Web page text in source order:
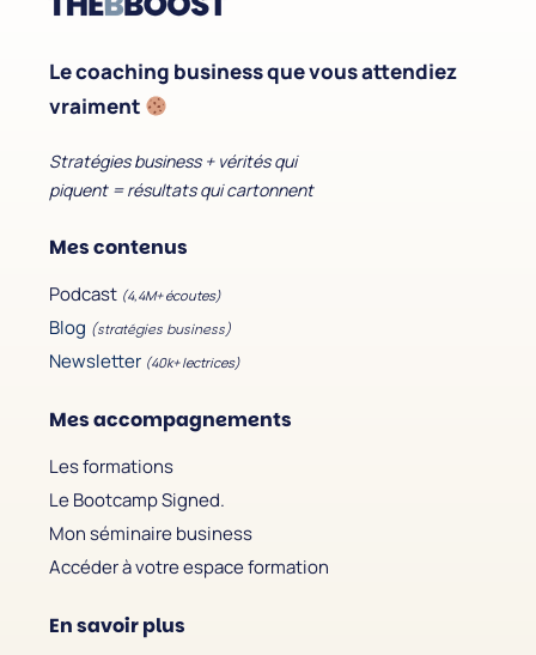
Le coaching business que vous attendiez
vraiment
Stratégies business + vérités qui
piquent = résultats qui cartonnent
Mes contenus
Podcast (4,4M+ écoutes)
Blog (stratégies business)
Newsletter (40k+ lectrices)
Mes accompagnements
Les formations
Le Bootcamp Signed.
Mon séminaire business
Accéder à votre espace formation
En savoir plus